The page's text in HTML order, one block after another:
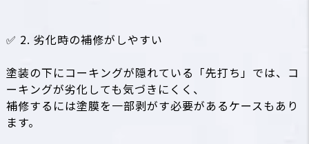
✅ 2. 劣化時の補修がしやすい
塗装の下にコーキングが隠れている「先打ち」では、コ
ーキングが劣化しても気づきにくく、
補修するには塗膜を一部剥がす必要があるケースもあり
ます。